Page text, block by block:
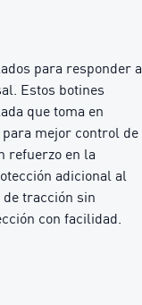
para responder a
Estos botines
que toma en
para mejor control de
refuerzo en la
adicional al
de tracción sin
con facilidad.